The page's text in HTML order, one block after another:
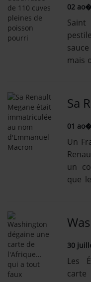
02
mais
01
Un
un
que
30
Les